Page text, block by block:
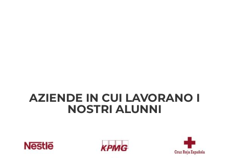
AZIENDE IN CUI LAVORANO I
NOSTRI ALUNNI